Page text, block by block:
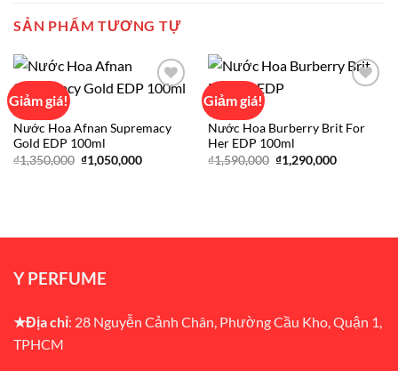
SẢN PHẨM TƯƠNG TỰ
Giảm giá!
Add to
AFNAN
Nước Hoa Afnan Supremacy
Gold EDP 100ml
₫1,350,000 Giá
gốc
₫1,050,000Giá
Giảm giá!
Add to
BURBERRY
Nước Hoa Burberry Brit For
Her EDP 100ml
₫1,590,000 Giá
gốc
₫1,290,000Giá
Y PERFUME
★Địa chỉ: 28 Nguyễn Cảnh Chân, Phường Cầu Kho, Quận 1,
TPHCM